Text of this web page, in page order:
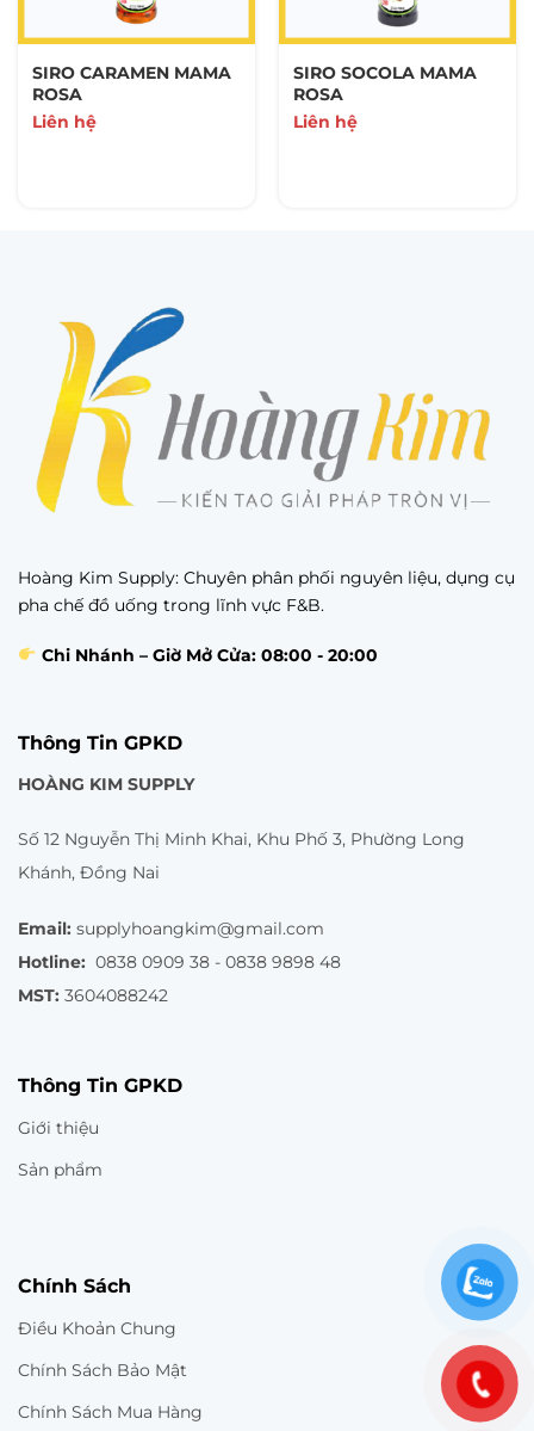
SIRO CARAMEN MAMA
ROSA
Liên hệ
SIRO SOCOLA MAMA
ROSA
Liên hệ
Hoàng Kim Supply: Chuyên phân phối nguyên liệu, dụng cụ
pha chế đồ uống trong lĩnh vực F&B.
Chi Nhánh – Giờ Mở Cửa: 08:00 - 20:00
Thông Tin GPKD
HOÀNG KIM SUPPLY
Số 12 Nguyễn Thị Minh Khai, Khu Phố 3, Phường Long
Khánh, Đồng Nai
Email: supplyhoangkim@gmail.com
Hotline: 0838 0909 38 - 0838 9898 48
MST: 3604088242
Thông Tin GPKD
Giới thiệu
Sản phẩm
Chính Sách
Điều Khoản Chung
Chính Sách Bảo Mật
Chính Sách Mua Hàng